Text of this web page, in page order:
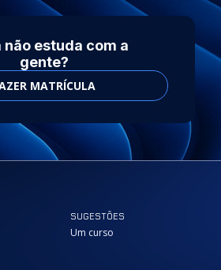
não estuda com a
gente?
MATRÍCULA
SUGESTÕES
Um curso